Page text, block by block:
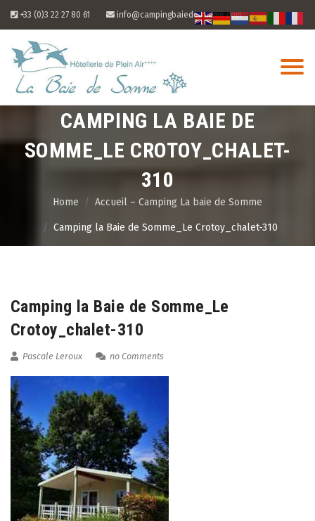
+33 (0)3 22 27 80 61 info@campingbaiedesomme.com
CAMPING LA BAIE DE
SOMME_LE CROTOY_CHALET-
310
Home Accueil – Camping La baie de Somme
Camping la Baie de Somme_Le Crotoy_chalet-310
Camping la Baie de Somme_Le
Crotoy_chalet-310
Pascale Leroux no Comments